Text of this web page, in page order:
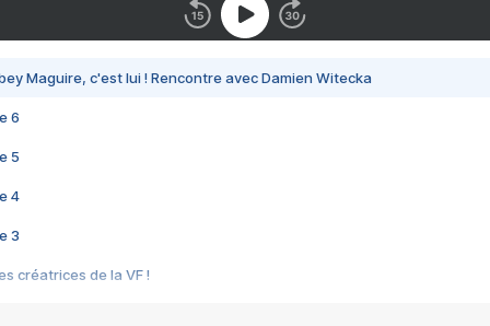
Maguire, c'est lui ! Rencontre avec Damien Witecka
6
5
4
3
créatrices de la VF !